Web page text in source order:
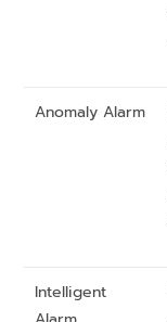
Anomaly Alarm
Intelligent